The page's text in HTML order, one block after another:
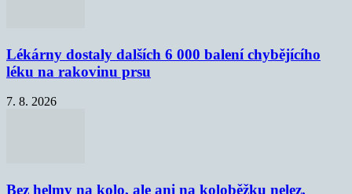
Lékárny dostaly dalších 6 000 balení chybějícího
léku na rakovinu prsu
7. 8. 2026
Bez helmy na kolo, ale ani na koloběžku nelez,